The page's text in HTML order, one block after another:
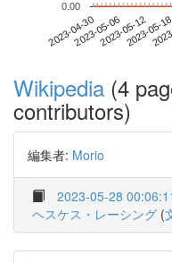
2023-04-302023-05-062023-05-12
2023-05-
0.00
Wikipedia (4
contributors)
編集者: Morio
2023-05-28
ヘスケス・レーシング (